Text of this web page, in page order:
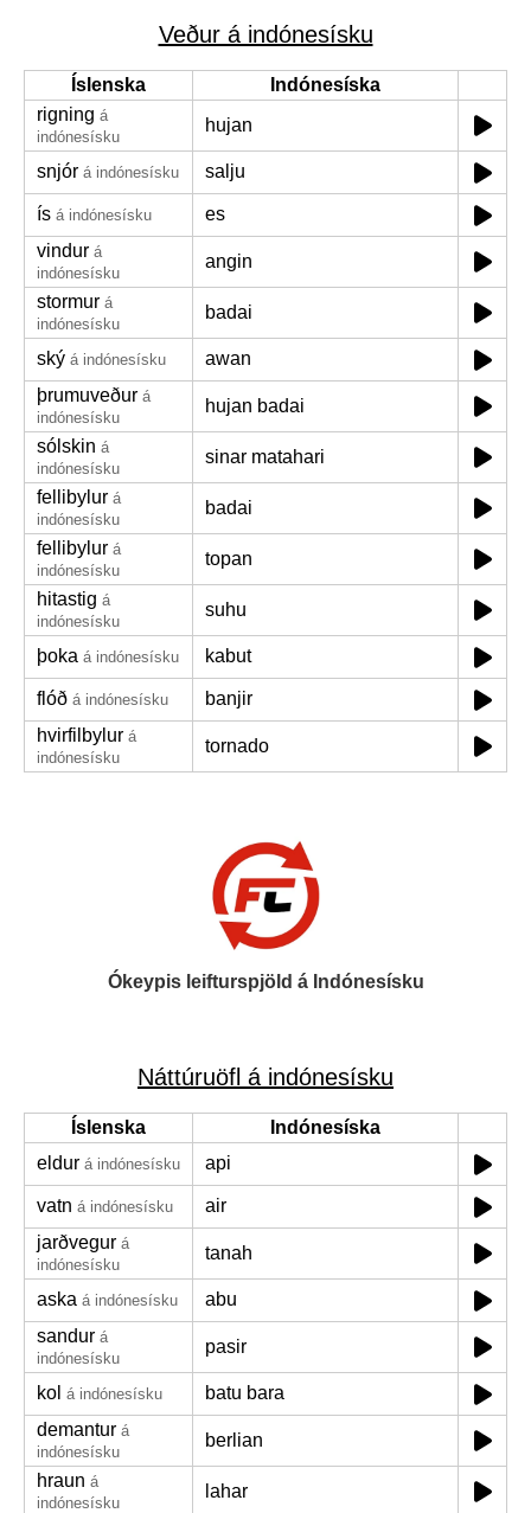
Veður á indónesísku
Íslenska
Indónesíska
rigning á
indónesísku
hujan
snjór á indónesísku salju
ís á indónesísku
es
vindur á
indónesísku
angin
stormur á
indónesísku
badai
ský á indónesísku
awan
þrumuveður á
indónesísku
hujan badai
sólskin á
indónesísku
sinar matahari
fellibylur á
indónesísku
badai
fellibylur á
indónesísku
topan
hitastig á
indónesísku
suhu
þoka á indónesísku kabut
flóð á indónesísku
banjir
hvirfilbylur á
indónesísku
tornado
Ókeypis leifturspjöld á Indónesísku
Náttúruöfl á indónesísku
Íslenska
Indónesíska
eldur á indónesísku api
vatn á indónesísku
air
jarðvegur á
indónesísku
tanah
aska á indónesísku
abu
sandur á
indónesísku
pasir
kol á indónesísku
batu bara
demantur á
indónesísku
berlian
hraun á
indónesísku
lahar